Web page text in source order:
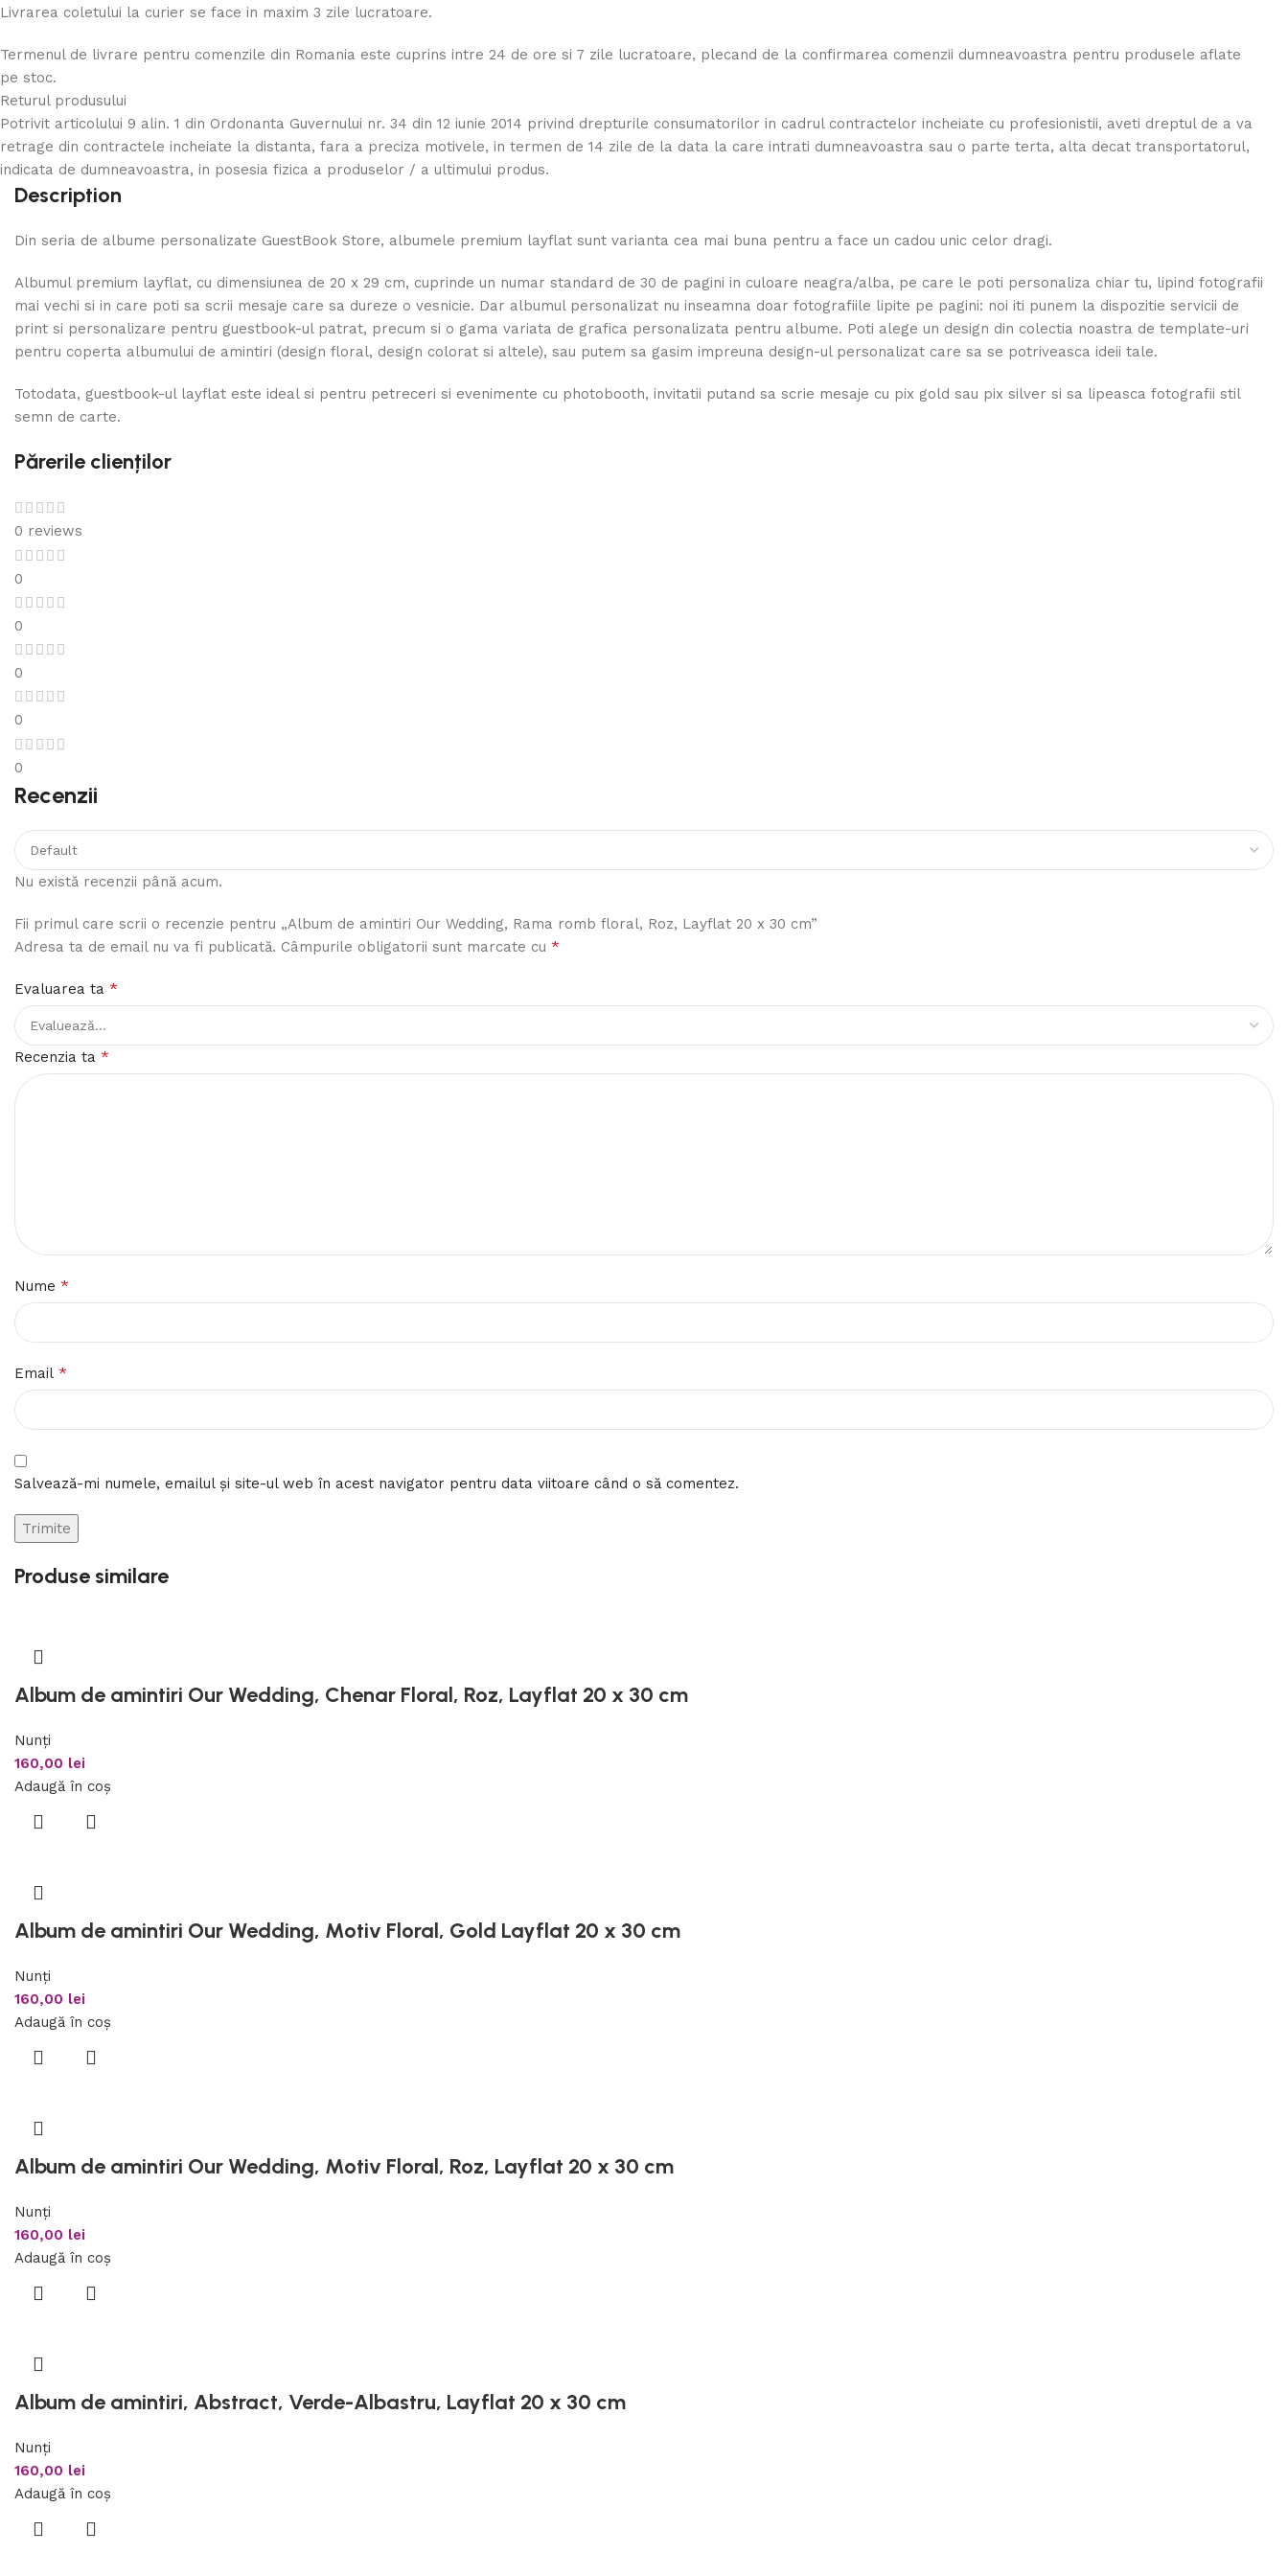
Livrarea coletului la curier se face in maxim 3 zile lucratoare.
Termenul de livrare pentru comenzile din Romania este cuprins intre 24 de ore si 7 zile lucratoare, plecand de la confirmarea comenzii dumneavoastra pentru produsele aflate
pe stoc.
Returul produsului
Potrivit articolului 9 alin. 1 din Ordonanta Guvernului nr. 34 din 12 iunie 2014 privind drepturile consumatorilor in cadrul contractelor incheiate cu profesionistii, aveti dreptul de a va
retrage din contractele incheiate la distanta, fara a preciza motivele, in termen de 14 zile de la data la care intrati dumneavoastra sau o parte terta, alta decat transportatorul,
indicata de dumneavoastra, in posesia fizica a produselor / a ultimului produs.
Description
Din seria de albume personalizate GuestBook Store, albumele premium layflat sunt varianta cea mai buna pentru a face un cadou unic celor dragi.
Albumul premium layflat, cu dimensiunea de 20 x 29 cm, cuprinde un numar standard de 30 de pagini in culoare neagra/alba, pe care le poti personaliza chiar tu, lipind fotografii
mai vechi si in care poti sa scrii mesaje care sa dureze o vesnicie. Dar albumul personalizat nu inseamna doar fotografiile lipite pe pagini: noi iti punem la dispozitie servicii de
print si personalizare pentru guestbook-ul patrat, precum si o gama variata de grafica personalizata pentru albume. Poti alege un design din colectia noastra de template-uri
pentru coperta albumului de amintiri (design floral, design colorat si altele), sau putem sa gasim impreuna design-ul personalizat care sa se potriveasca ideii tale.
Totodata, guestbook-ul layflat este ideal si pentru petreceri si evenimente cu photobooth, invitatii putand sa scrie mesaje cu pix gold sau pix silver si sa lipeasca fotografii stil
semn de carte.
Părerile clienților
0 reviews
0
0
0
0
0
Recenzii
Nu există recenzii până acum.
Fii primul care scrii o recenzie pentru „Album de amintiri Our Wedding, Rama romb floral, Roz, Layflat 20 x 30 cm”
Adresa ta de email nu va fi publicată. Câmpurile obligatorii sunt marcate cu *
Evaluarea ta *
Recenzia ta *
Nume *
Email *
Salvează-mi numele, emailul și site-ul web în acest navigator pentru data viitoare când o să comentez.
Produse similare
Album de amintiri Our Wedding, Chenar Floral, Roz, Layflat 20 x 30 cm
Nunți
160,00 lei
Adaugă în coș
Album de amintiri Our Wedding, Motiv Floral, Gold Layflat 20 x 30 cm
Nunți
160,00 lei
Adaugă în coș
Album de amintiri Our Wedding, Motiv Floral, Roz, Layflat 20 x 30 cm
Nunți
160,00 lei
Adaugă în coș
Album de amintiri, Abstract, Verde-Albastru, Layflat 20 x 30 cm
Nunți
160,00 lei
Adaugă în coș